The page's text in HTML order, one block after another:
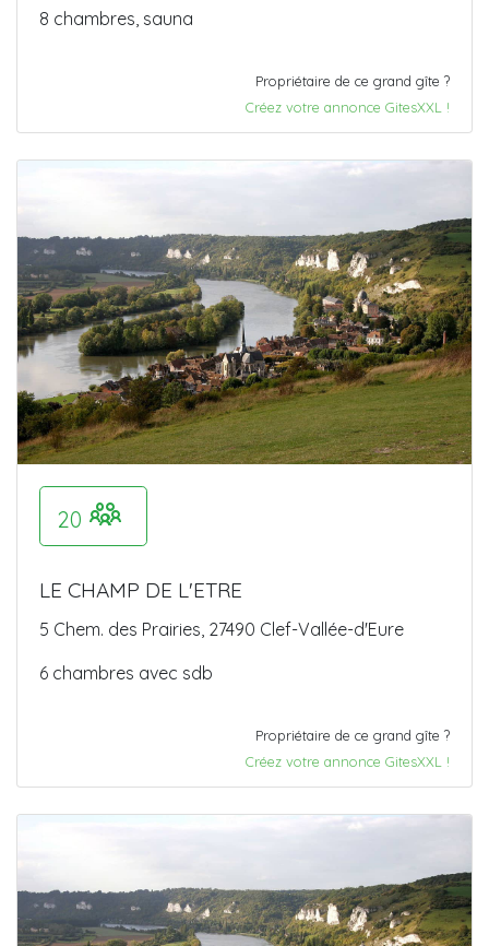
8 chambres, sauna
Propriétaire de ce grand gîte ?
Créez votre annonce GitesXXL !
20
LE CHAMP DE L'ETRE
5 Chem. des Prairies, 27490 Clef-Vallée-d'Eure
6 chambres avec sdb
Propriétaire de ce grand gîte ?
Créez votre annonce GitesXXL !